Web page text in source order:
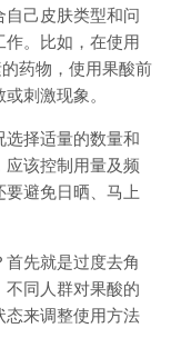
己皮肤类型和问
。比如，在使用
药物，使用果酸前
刺激现象。
选择适量的数量和
应该控制用量及频
要避免日晒、马上
先就是过度去角
不同人群对果酸的
态来调整使用方法